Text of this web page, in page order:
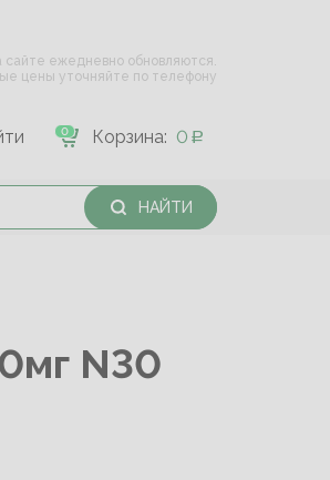
сайте ежедневно обновляются.
цены уточняйте по телефону
Корзина: 0
0
НАЙТИ
N30